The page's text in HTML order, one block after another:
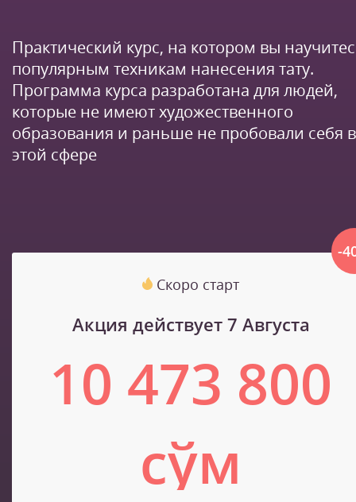
Практический курс, на котором вы
популярным техникам нанесения тату.
Программа курса разработана для людей,
которые не имеют художественного
образования и раньше не пробовали себя в
этой сфере
-
Скоро старт
Акция действует 7 Августа
10 473 800
сўм